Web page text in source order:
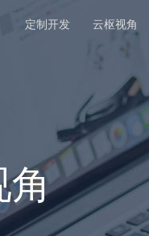
定制开发 云枢视角
角